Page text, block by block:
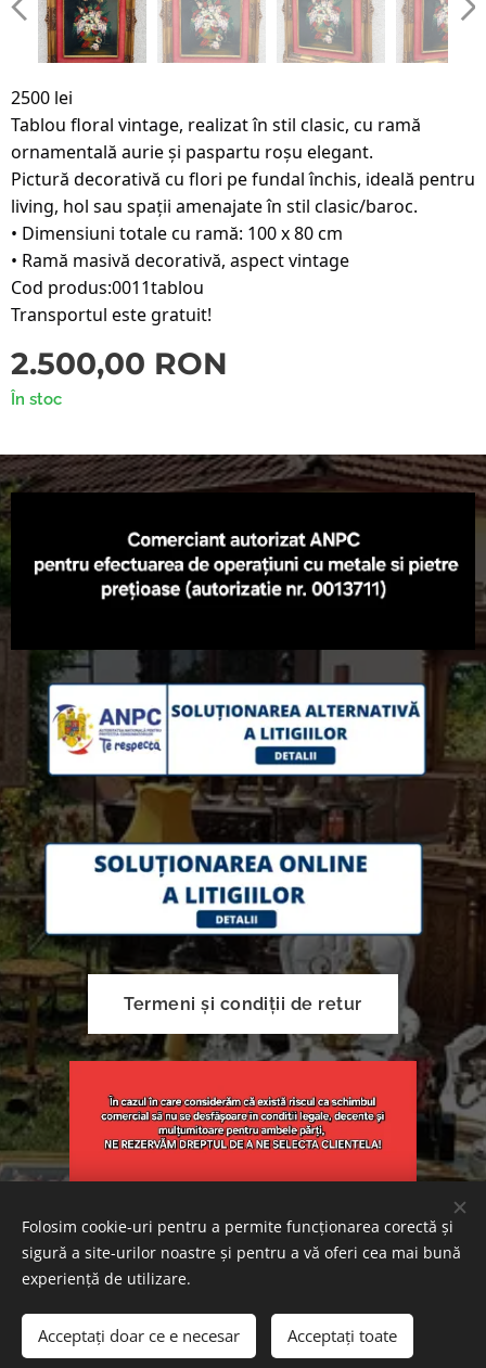
2500 lei
Tablou floral vintage, realizat în stil clasic, cu ramă
ornamentală aurie și paspartu roșu elegant.
Pictură decorativă cu flori pe fundal închis, ideală pentru
living, hol sau spații amenajate în stil clasic/baroc.
• Dimensiuni totale cu ramă: 100 x 80 cm
• Ramă masivă decorativă, aspect vintage
Cod produs:0011tablou
Transportul este gratuit!
2.500,00 RON
În stoc
Adăugați în coș
Termeni și condiții de retur
Creat cuWebnode Cookie-uri
Folosim cookie-uri pentru a permite funcționarea corectă și
sigură a site-urilor noastre și pentru a vă oferi cea mai bună
experiență de utilizare.
Acceptați doar ce e necesar Acceptați toate